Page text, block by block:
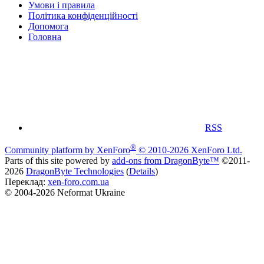
Умови і правила
Політика конфіденційності
Дoпoмoга
Головна
RSS
Community platform by XenForo® © 2010-2026 XenForo Ltd.
Parts of this site powered by add-ons from DragonByte™ ©2011-
2026 DragonByte Technologies (Details)
Переклад: xen-foro.com.ua
© 2004-2026 Neformat Ukraine